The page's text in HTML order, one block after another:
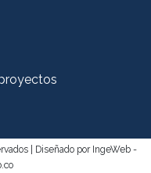
|
Diseñado por IngeWeb -